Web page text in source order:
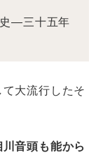
―三十五年
大流行したそ
音頭も能から